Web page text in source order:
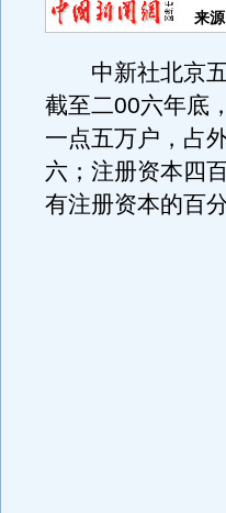
来
中新社北京五
截至二00六年底
一点五万户，占
六；注册资本四
有注册资本的百